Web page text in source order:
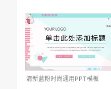
清新蓝粉时尚通用PPT模板